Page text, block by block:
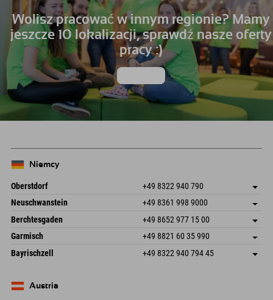
Wolisz pracować w innym regionie? Mamy
jeszcze 10 lokalizacji, sprawdź nasze oferty
pracy :)
Niemcy
Oberstdorf +49 8322 940 790
An der Breitach 3
Niemcy
Zapisz adres
Książka
Neuschwanstein +49 8361 998 9000
An der Riese 45
87484 Nesselwang im Allgäu
Niemcy
Zapisz adres
Informacje o przyjeździe
Książka
Berchtesgaden +49 8652 977 15 00
Hofreitstr. 7
Niemcy
Zapisz adres
Książka
Garmisch +49 8821 60 35 990
Frickenstraße 22
82490 Farchant
Zapisz adres
Informacje o przyjeździe
Bayrischzell +49 8322 940 794 45
NiemcyAustria